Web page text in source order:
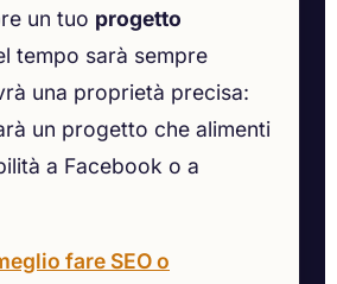
un tuo progetto
tempo sarà sempre
una proprietà precisa:
un progetto che alimenti
a Facebook o a
fare SEO o